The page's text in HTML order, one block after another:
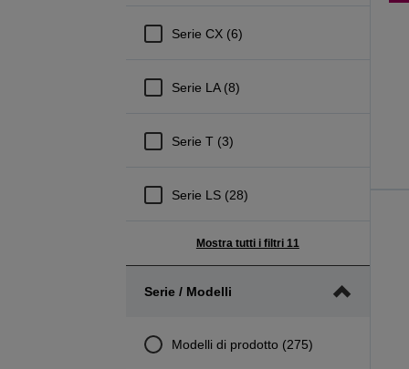
Serie CX (6)
Serie LA (8)
Serie T (3)
Serie LS (28)
Mostra tutti i filtri 11
Serie / Modelli
Modelli di prodotto (275)